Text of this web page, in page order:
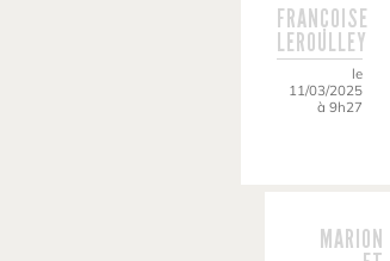
FRANÇOISE
LEROULLEY
le
11/03/2025
à 9h27
MARION